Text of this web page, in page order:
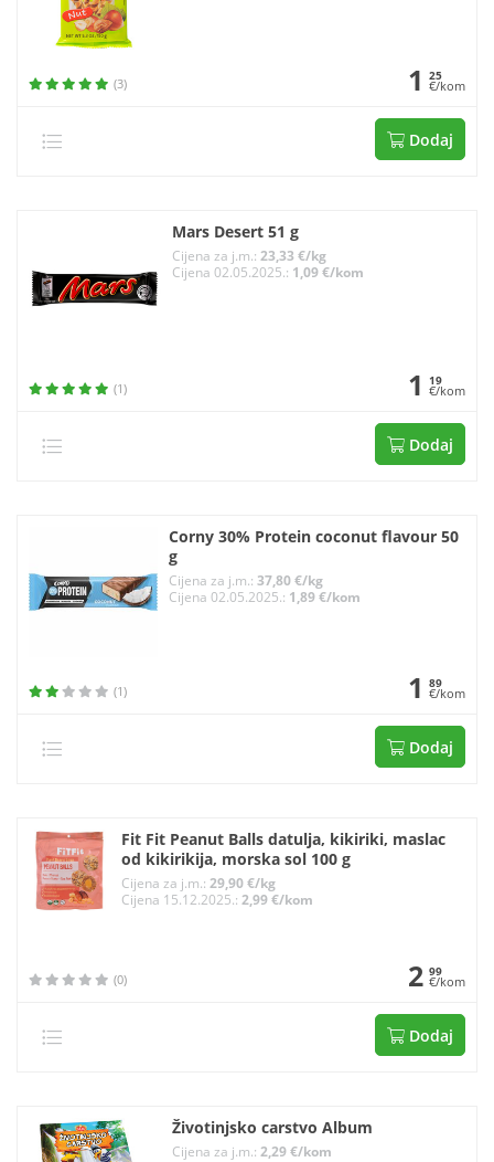
(3) 1 25
€/kom
Dodaj
Mars Desert 51 g
Cijena za j.m.: 23,33 €/kg
Cijena 02.05.2025.: 1,09 €/kom
(1) 1 19
€/kom
Dodaj
Corny 30% Protein coconut flavour 50
g
Cijena za j.m.:37,80 €/kg
Cijena 02.05.2025.: 1,89 €/kom
(1) 1 89
€/kom
Dodaj
Fit Fit Peanut Balls datulja, kikiriki, maslac
od kikirikija, morska sol 100 g
Cijena za j.m.: 29,90 €/kg
Cijena 15.12.2025.: 2,99 €/kom
(0) 2 99
€/kom
Dodaj
Životinjsko carstvo Album
Cijena za j.m.: 2,29 €/kom